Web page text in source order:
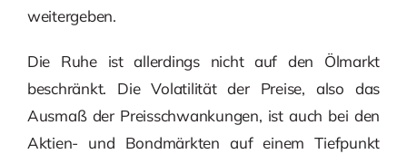
weitergeben.
Die Ruhe ist allerdings nicht auf den Ölmarkt
beschränkt. Die Volatilität der Preise, also das
Ausmaß der Preisschwankungen, ist auch bei den
Aktien- und Bondmärkten auf einem Tiefpunkt